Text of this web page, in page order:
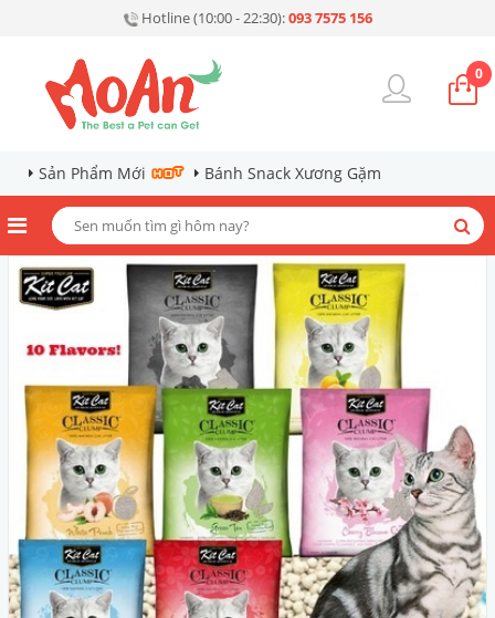
Hotline (10:00 - 22:30):093 7575 156
0
Sản Phẩm Mới Bánh Snack Xương Gặm